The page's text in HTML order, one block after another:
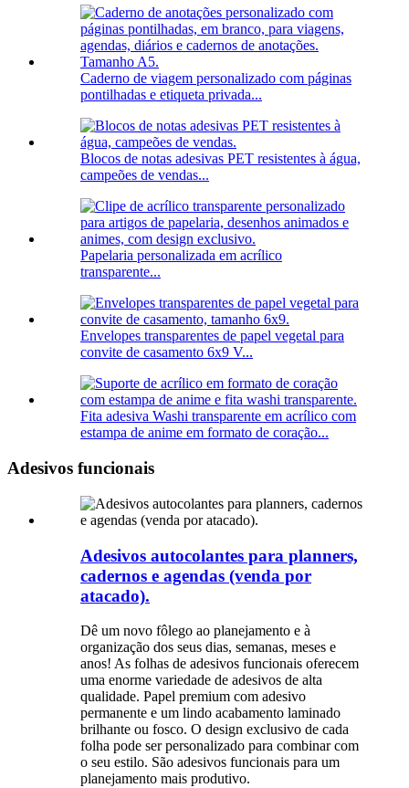
Caderno de viagem personalizado com páginas
pontilhadas e etiqueta privada...
Blocos de notas adesivas PET resistentes à água,
campeões de vendas...
Papelaria personalizada em acrílico
transparente...
Envelopes transparentes de papel vegetal para
convite de casamento 6x9 V...
Fita adesiva Washi transparente em acrílico com
estampa de anime em formato de coração...
Adesivos funcionais
Adesivos autocolantes para planners,
cadernos e agendas (venda por
atacado).
Dê um novo fôlego ao planejamento e à
organização dos seus dias, semanas, meses e
anos! As folhas de adesivos funcionais oferecem
uma enorme variedade de adesivos de alta
qualidade. Papel premium com adesivo
permanente e um lindo acabamento laminado
brilhante ou fosco. O design exclusivo de cada
folha pode ser personalizado para combinar com
o seu estilo. São adesivos funcionais para um
planejamento mais produtivo.